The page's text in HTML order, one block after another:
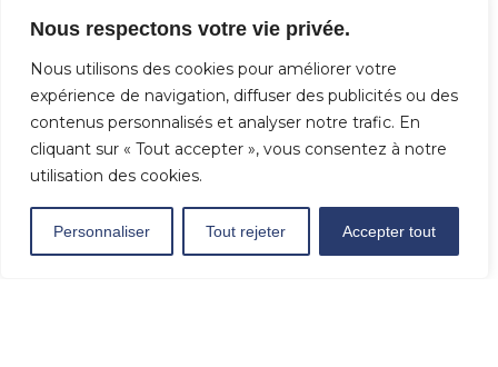
Nous respectons votre vie privée.
Nous utilisons des cookies pour améliorer votre
expérience de navigation, diffuser des publicités ou des
contenus personnalisés et analyser notre trafic. En
cliquant sur « Tout accepter », vous consentez à notre
utilisation des cookies.
Personnaliser Tout rejeter Accepter tout